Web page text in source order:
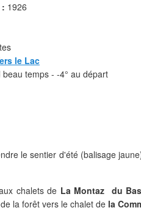
1926
le Lac
beau temps - -4° au départ
le sentier d'été (balisage
chalets de La Montaz du Bas
la forêt vers le chalet de la